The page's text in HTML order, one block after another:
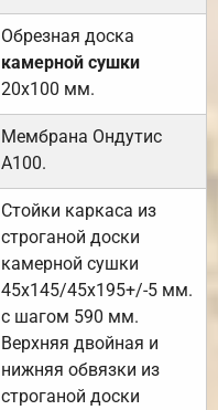
Обрезная доска
камерной сушки
20х100 мм.
Мембрана Ондутис
А100.
Стойки каркаса из
строганой доски
камерной сушки
45х145/45х195+/-5 мм.
с шагом 590 мм.
Верхняя двойная и
нижняя обвязки из
строганой доски